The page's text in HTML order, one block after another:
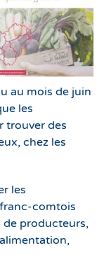
au mois de juin
les
trouver des
chez les
les
comtois
de producteurs,